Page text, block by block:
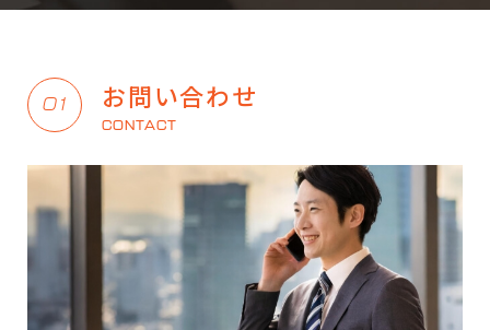
01 お問い合わせ
CONTACT